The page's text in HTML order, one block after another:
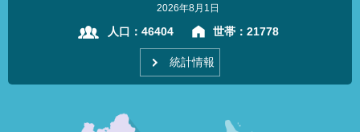
2026年8月1日
人口： 46404 世帯： 21778
統計情報